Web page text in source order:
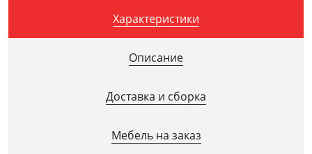
Характеристики
Описание
Доставка и сборка
Мебель на заказ